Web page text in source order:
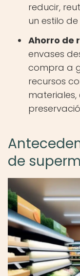
reducir,
un estilo
Ahorro de
envases
compra a
recursos
de